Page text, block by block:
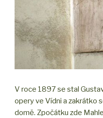
V roce 1897 se stal
opery ve Vídni a zakrátko
domě. Zpočátku zde